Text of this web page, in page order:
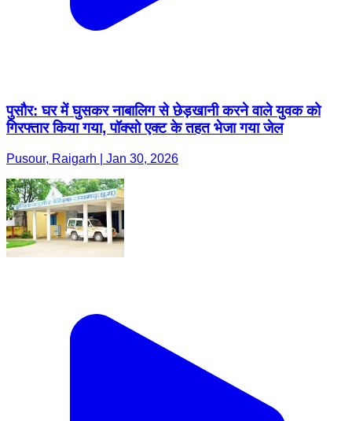
पुसौर: घर में घुसकर नाबालिग से छेड़खानी करने वाले युवक को
गिरफ्तार किया गया, पॉक्सो एक्ट के तहत भेजा गया जेल
Pusour, Raigarh | Jan 30, 2026